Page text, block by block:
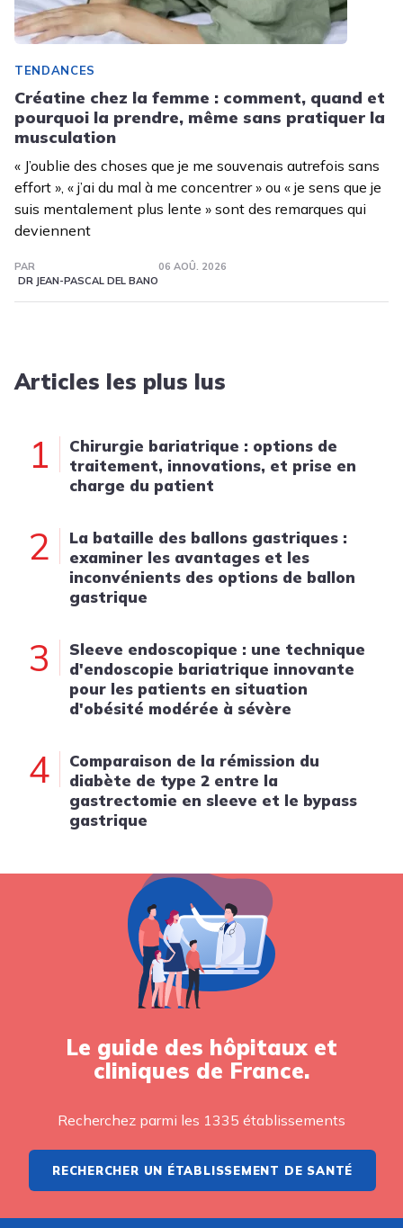
TENDANCES
Créatine chez la femme : comment, quand et
pourquoi la prendre, même sans pratiquer la
musculation
« J’oublie des choses que je me souvenais autrefois sans
effort », « j’ai du mal à me concentrer » ou « je sens que je
suis mentalement plus lente » sont des remarques qui
deviennent
PAR
DR JEAN-PASCAL DEL BANO
06 AOÛ. 2026
Articles les plus lus
1
Chirurgie bariatrique : options de
traitement, innovations, et prise en
charge du patient
2
La bataille des ballons gastriques :
examiner les avantages et les
inconvénients des options de ballon
gastrique
3
Sleeve endoscopique : une technique
d'endoscopie bariatrique innovante
pour les patients en situation
d'obésité modérée à sévère
4
Comparaison de la rémission du
diabète de type 2 entre la
gastrectomie en sleeve et le bypass
gastrique
Le guide des hôpitaux et
cliniques de France.
Recherchez parmi les 1335 établissements
RECHERCHER UN ÉTABLISSEMENT DE SANTÉ